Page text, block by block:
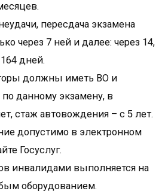
пересдача экзамена
через 7 ней и далее: через 14,
164 дней.
должны иметь ВО и
по данному экзамену, в
стаж автовождения – с 5 лет.
допустимо в электронном
Госуслуг.
инвалидами выполняется на
оборудованием.